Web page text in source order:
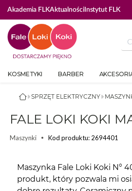
Akademia FLKAktualnościInstytut FLK
KOSMETYKI BARBER
SPRZĘT ELEKTRYCZNY
FALE LOKI KOKI
Maszynki Kod produktu: 2694401
Maszynka Fale Loki Koki N°
produkt, który pozwala mi